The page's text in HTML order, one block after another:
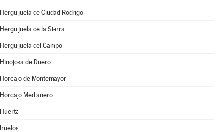
Herguijuela de Ciudad Rodrigo
Herguijuela de la Sierra
Herguijuela del Campo
Hinojosa de Duero
Horcajo de Montemayor
Horcajo Medianero
Huerta
Iruelos